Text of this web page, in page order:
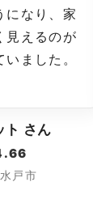
になり、家
見えるのが
ました。
ト さん
戸市